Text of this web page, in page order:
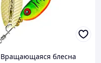
Вращающаяся блесна